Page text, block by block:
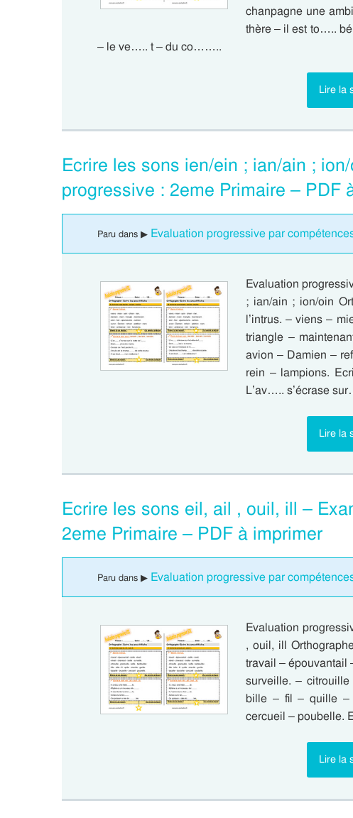
chanpagne une
thère – il est to…..
– le ve….. t – du co……..
Lire la
Ecrire les sons ien/ein ; ian/ain ;
progressive : 2eme Primaire – PDF
Paru dans ▶ Evaluation progressive par
Evaluation
; ian/ain ; ion/oin
l’intrus. – viens –
triangle –
avion – Damien –
rein – lampions.
L’av….. s’écrase
Lire la
Ecrire les sons eil, ail , ouil, ill –
2eme Primaire – PDF à imprimer
Paru dans ▶ Evaluation progressive par
Evaluation
, ouil, ill
travail – épouvantail
surveille. –
bille – fil – quille –
cercueil – poubelle.
Lire la